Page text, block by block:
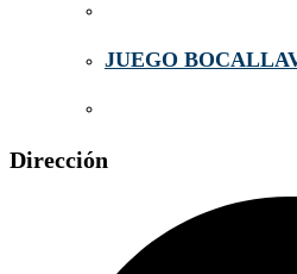
JUEGO
Dirección